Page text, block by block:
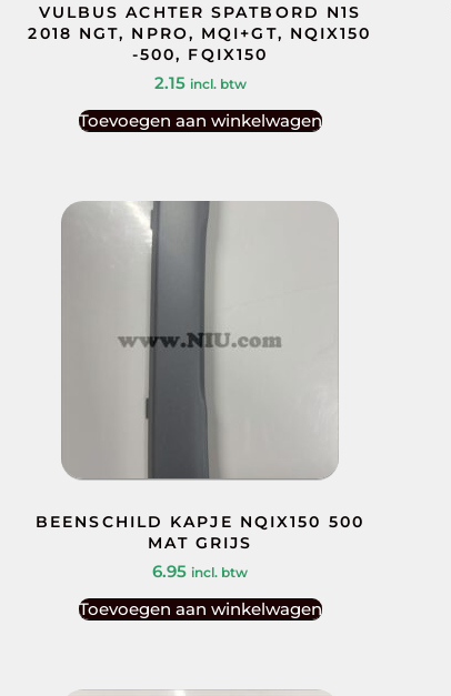
VULBUS ACHTER SPATBORD N1S
2018 NGT, NPRO, MQI+GT, NQIX150
-500, FQIX150
2.15 incl. btw
Toevoegen aan winkelwagen
BEENSCHILD KAPJE NQIX150 500
MAT GRIJS
6.95 incl. btw
Toevoegen aan winkelwagen